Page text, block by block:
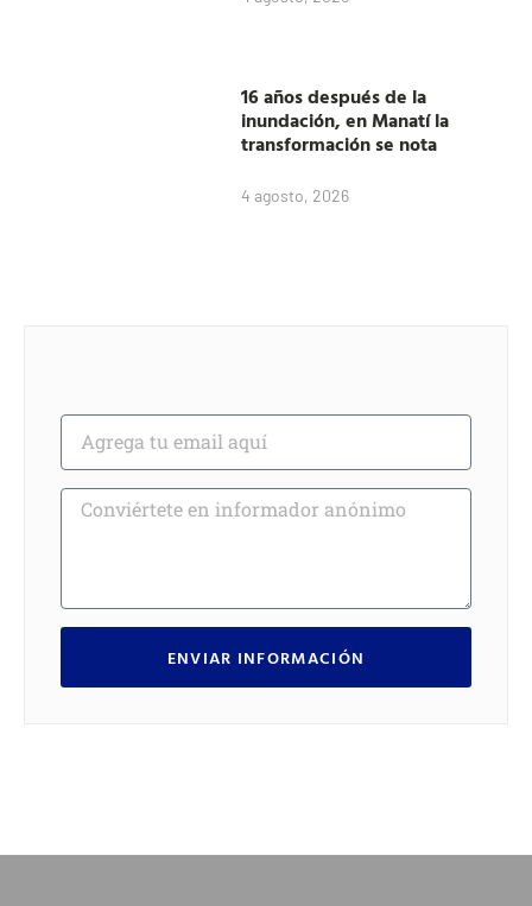
16 años después de la
inundación, en Manatí la
transformación se nota
4 agosto, 2026
ENVIAR INFORMACIÓN